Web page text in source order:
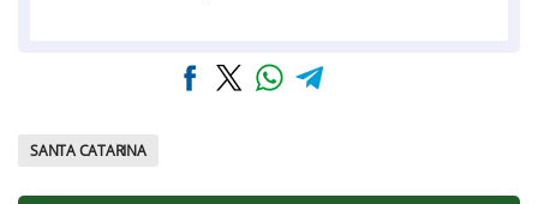
SANTA CATARINA